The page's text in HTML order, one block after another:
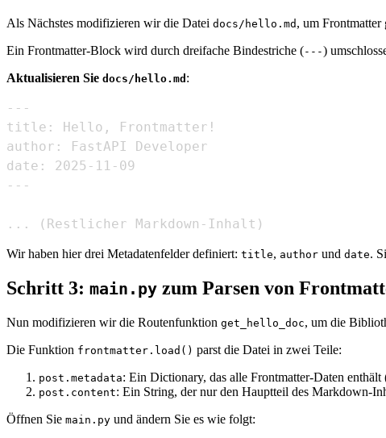
Als Nächstes modifizieren wir die Datei docs/hello.md , um Frontmatter
Ein Frontmatter-Block wird durch dreifache Bindestriche (---)
Aktualisieren Sie docs/hello.md :
---
date: 2025-11-09
---
... (Restlicher Markdown-Inhalt)
Wir haben hier drei Metadatenfelder definiert: title, author und date.
Schritt 3: main.py zum Parsen von
Nun modifizieren wir die Routenfunktion get_hello_doc, um die
Die Funktion frontmatter.load() parst die Datei in zwei Teile:
post.metadata: Ein Dictionary, das alle Frontmatter-Daten enthält
post.content: Ein String, der nur den Hauptteil des Markdown-
Öffnen Sie main.py und ändern Sie es wie folgt: